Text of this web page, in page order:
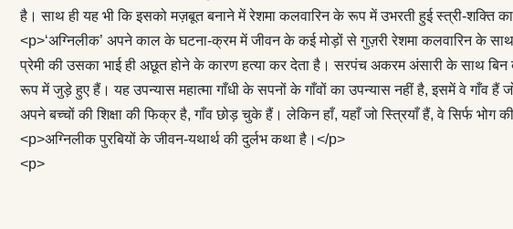
हत्या कर देता है। सरपंच अकरम
बी हो या शमशेर साँई को बेवा
रूप में जुड़े हुए हैं। यह उपन्यास
हैं जो ‘हिन्द स्वराज’ की क़ब्र पर
यहाँ राजनीति में प्रतिद्वंद्वी कट्टर
चुके हैं। लेकिन हाँ, यहाँ जो स्त्रियाँ हैं,
है। साथ ही यह भी कि इसको मज़बूत बनाने में रेशमा कलवारिन के रूप में उभरती हुई स्त्री-शक्ति
<p>‘अग्निलीक’ अपने काल के घटना-क्रम में जीवन के कई मोड़ों से गुज़री रेशमा कलवारिन के
प्रेमी की उसका भाई ही अछूत होने के कारण हत्या कर देता है। सरपंच अकरम अंसारी के साथ बिन
रूप में जुड़े हुए हैं। यह उपन्यास महात्मा गाँधी के सपनों के गाँवों का उपन्यास नहीं है, इसमें वे गाँव हैं
अपने बच्चों की शिक्षा की फिक्र है, गाँव छोड़ चुके हैं। लेकिन हाँ, यहाँ जो स्त्रियाँ हैं, वे सिर्फ भोग
<p>अग्निलीक पुरबियों के जीवन-यथार्थ की दुर्लभ कथा है।</p>
<p>